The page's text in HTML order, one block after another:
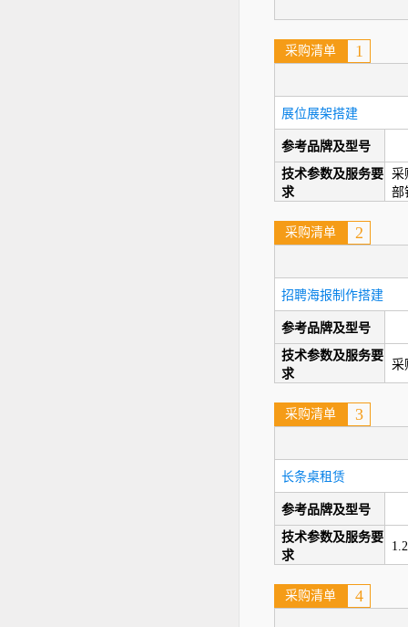
采购清单 1
展位展架搭建
参考品牌及型号
技术参数及服务要
求
采
部
采购清单 2
招聘海报制作搭建
参考品牌及型号
技术参数及服务要
求
采
采购清单 3
长条桌租赁
参考品牌及型号
技术参数及服务要
求
采购清单 4